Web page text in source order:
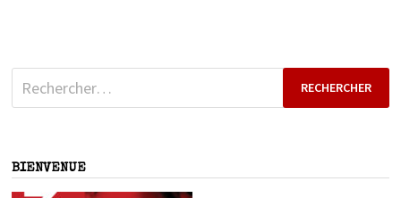
Rechercher :
BIENVENUE